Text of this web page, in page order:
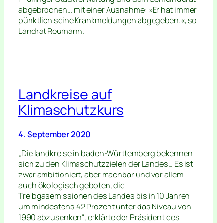
abgebrochen… mit einer Ausnahme: »Er hat immer
pünktlich seine Krankmeldungen abgegeben.«, so
Landrat Reumann.
Landkreise auf
Klimaschutzkurs
4. September 2020
„Die landkreise in baden-Württemberg bekennen
sich zu den Klimaschutzzielen der Landes… Es ist
zwar ambitioniert, aber machbar und vor allem
auch ökologisch geboten, die
Treibgasemissionen des Landes bis in 10 Jahren
um mindestens 42 Prozent unter das Niveau von
1990 abzusenken“, erklärte der Präsident des